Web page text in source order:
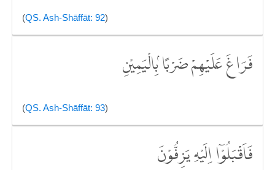
(QS. Ash-Shāffāt: 92)
فَرَاغَ عَلَيْهِمْ ضَرْبًا ۢبِالْيَمِيْنِ
(QS. Ash-Shāffāt: 93)
فَاَقْبَلُوْٓا اِلَيْهِ يَزِفُّوْنَ